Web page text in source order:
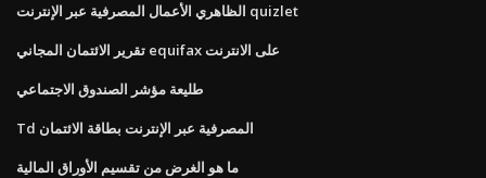
الظاهري الأعمال المصرفية عبر الإنترنت quizlet
تقرير الائتمان المجاني equifax على الانترنت
طليعة مؤشر الصندوق الاجتماعي
Td المصرفية عبر الإنترنت بطاقة الائتمان
ما هو الغرض من تقسيم الأوراق المالية